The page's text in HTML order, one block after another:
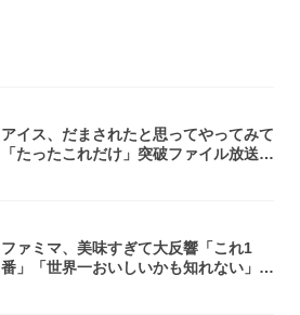
アイス、だまされたと思ってやってみて
「たったこれだけ」突破ファイル放送で
ファミマ、美味すぎて大反響「これ1
番」「世界一おいしいかも知れない」